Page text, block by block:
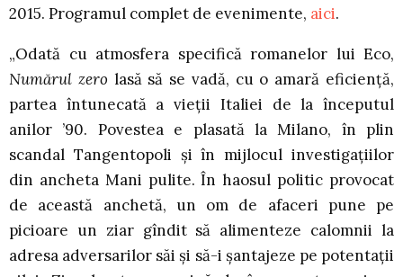
2015. Programul complet de evenimente, aici.
„Odată cu atmosfera specifică romanelor lui Eco,
Numărul zero lasă să se vadă, cu o amară eficienţă,
partea întunecată a vieţii Italiei de la începutul
anilor ’90. Povestea e plasată la Milano, în plin
scandal Tangentopoli şi în mijlocul investigaţiilor
din ancheta Mani pulite. În haosul politic provocat
de această anchetă, un om de afaceri pune pe
picioare un ziar gîndit să alimenteze calomnii la
adresa adversarilor săi şi să-i şantajeze pe potentaţii